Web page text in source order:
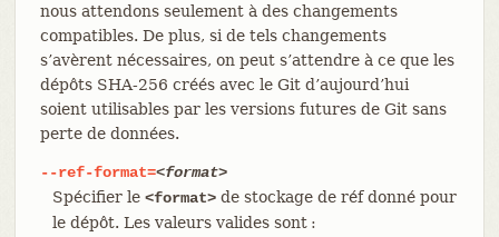
nous attendons seulement à des changements
compatibles. De plus, si de tels changements
s’avèrent nécessaires, on peut s’attendre à ce que les
dépôts SHA-256 créés avec le Git d’aujourd’hui
soient utilisables par les versions futures de Git sans
perte de données.
--ref-format=<format>
Spécifier le <format>de stockage de réf donné pour
le dépôt. Les valeurs valides sont :